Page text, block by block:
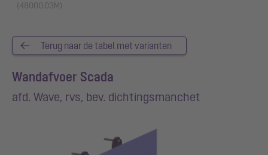
(48000.03M)
Terug naar de tabel met varianten
Wandafvoer Scada
afd. Wave, rvs, bev. dichtingsmanchet